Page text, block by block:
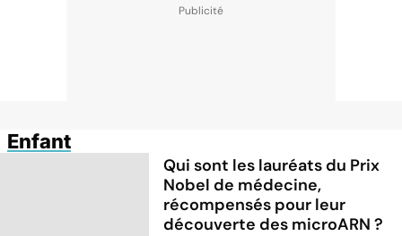
Enfant
Qui sont les lauréats du Prix
Nobel de médecine,
récompensés pour leur
découverte des microARN ?